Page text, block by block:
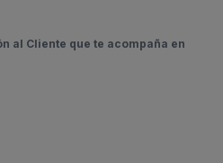
al Cliente que te acompaña en